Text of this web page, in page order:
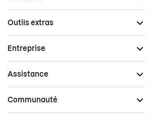
Outils extras
Entreprise
Assistance
Communauté